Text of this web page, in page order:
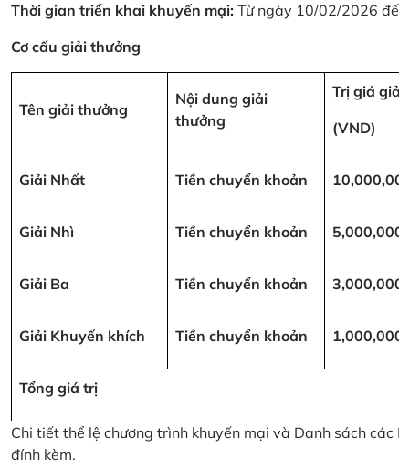
Thời gian triển khai khuyến mại: Từ ngày 10/02/2026
Cơ cấu giải thưởng
Tên giải thưởng
Nội dung giải
thưởng
Trị giá
(VND)
Giải Nhất Tiền chuyển khoản
Giải Nhì Tiền chuyển khoản
Giải Ba Tiền chuyển khoản
Giải Khuyến khích Tiền chuyển khoản
Tổng giá trị
Chi tiết thể lệ chương trình khuyến mại và Danh sách
đính kèm.